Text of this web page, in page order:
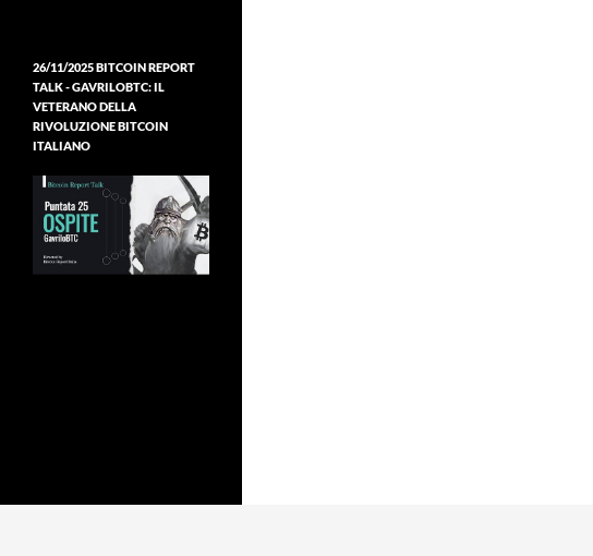
26/11/2025 BITCOIN REPORT
TALK - GAVRILOBTC: IL
VETERANO DELLA
RIVOLUZIONE BITCOIN
ITALIANO